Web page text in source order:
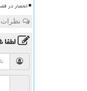
انحصار در
نظرات